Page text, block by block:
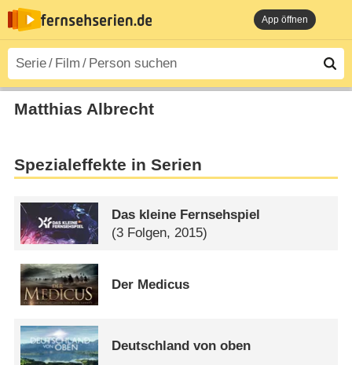
App öffnen
Matthias Albrecht
Spezialeffekte in Serien
Das kleine Fernsehspiel
(3 Folgen, 2015)
Der Medicus
Deutschland von oben